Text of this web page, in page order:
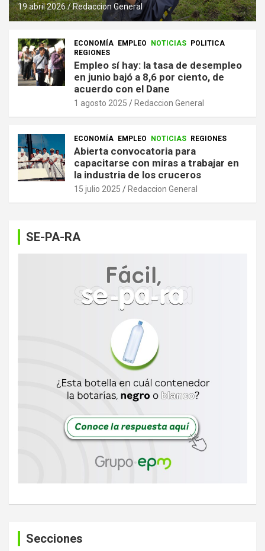
19 abril 2026 Redaccion General
ECONOMÍA EMPLEO NOTICIAS POLITICA
REGIONES
Empleo sí hay: la tasa de desempleo
en junio bajó a 8,6 por ciento, de
acuerdo con el Dane
1 agosto 2025 Redaccion General
ECONOMÍA EMPLEO NOTICIAS REGIONES
Abierta convocatoria para
capacitarse con miras a trabajar en
la industria de los cruceros
15 julio 2025 Redaccion General
SE-PA-RA
Secciones